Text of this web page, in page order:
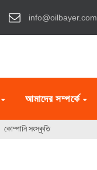
info@oilbayer.com
আমাদের সম্পর্কে
কোম্পানি সংস্কৃতি